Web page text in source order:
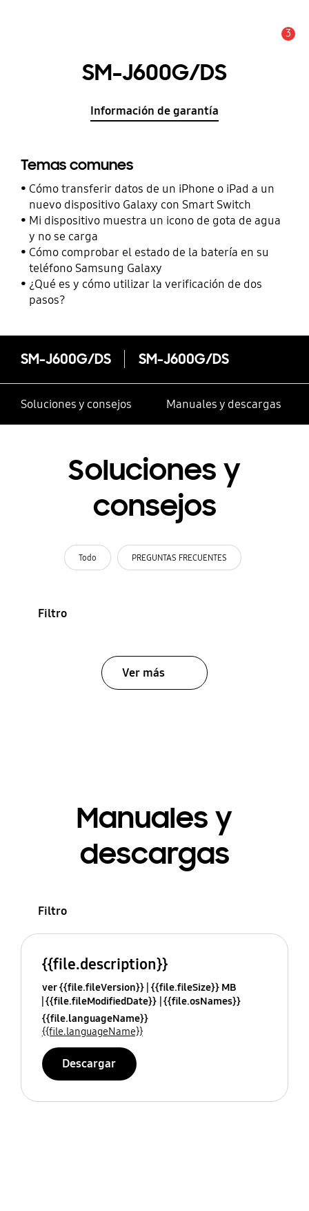
3
SM-J600G/DS
Información de garantía
Temas comunes
Cómo transferir datos de un iPhone o iPad a un
nuevo dispositivo Galaxy con Smart Switch
Mi dispositivo muestra un icono de gota de agua
y no se carga
Cómo comprobar el estado de la batería en su
teléfono Samsung Galaxy
¿Qué es y cómo utilizar la verificación de dos
pasos?
SM-J600G/DS SM-J600G/DS
Soluciones y consejos Manuales y descargas
Soluciones y
consejos
Todo PREGUNTAS FRECUENTES
Filtro
Ver más
Manuales y
descargas
Filtro
{{file.description}}
ver {{file.fileVersion}} {{file.fileSize}} MB
{{file.fileModifiedDate}} {{file.osNames}}
{{file.languageName}}
{{file.languageName}}
Descargar